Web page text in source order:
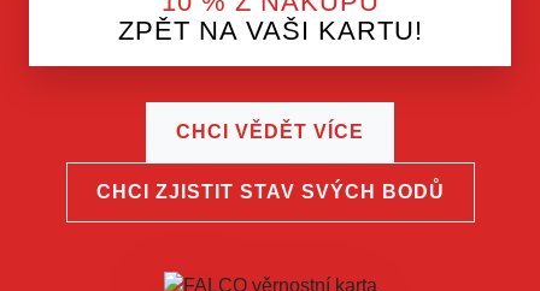
ZPĚT NA VAŠI KARTU!
CHCI VĚDĚT VÍCE
CHCI ZJISTIT STAV SVÝCH BODŮ